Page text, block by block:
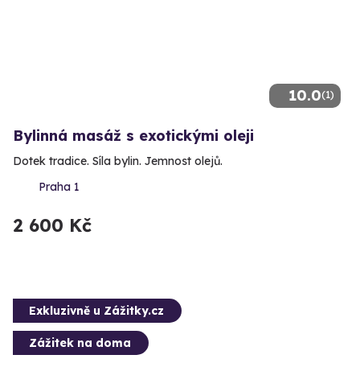
10.0(1)
Bylinná masáž s exotickými oleji
Dotek tradice. Síla bylin. Jemnost olejů.
Praha 1
2 600 Kč
Exkluzivně u Zážitky.cz
Zážitek na doma